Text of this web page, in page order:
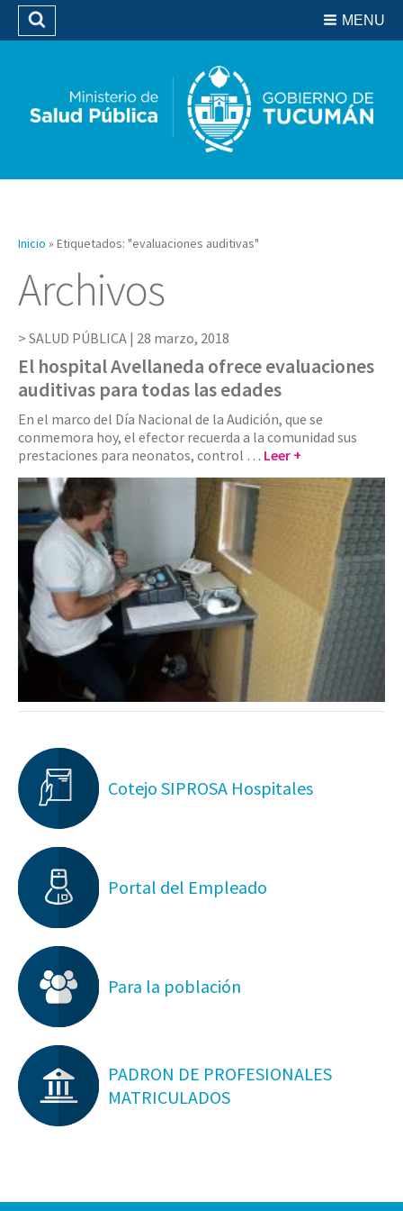
Biblioteca
MENU
Buscar
Inicio » Etiquetados: "evaluaciones auditivas"
Archivos
SALUD PÚBLICA | 28 marzo, 2018
El hospital Avellaneda ofrece evaluaciones
auditivas para todas las edades
En el marco del Día Nacional de la Audición, que se
conmemora hoy, el efector recuerda a la comunidad sus
prestaciones para neonatos, control … Leer +
Cotejo SIPROSA Hospitales
Portal del Empleado
Para la población
PADRON DE PROFESIONALES
MATRICULADOS